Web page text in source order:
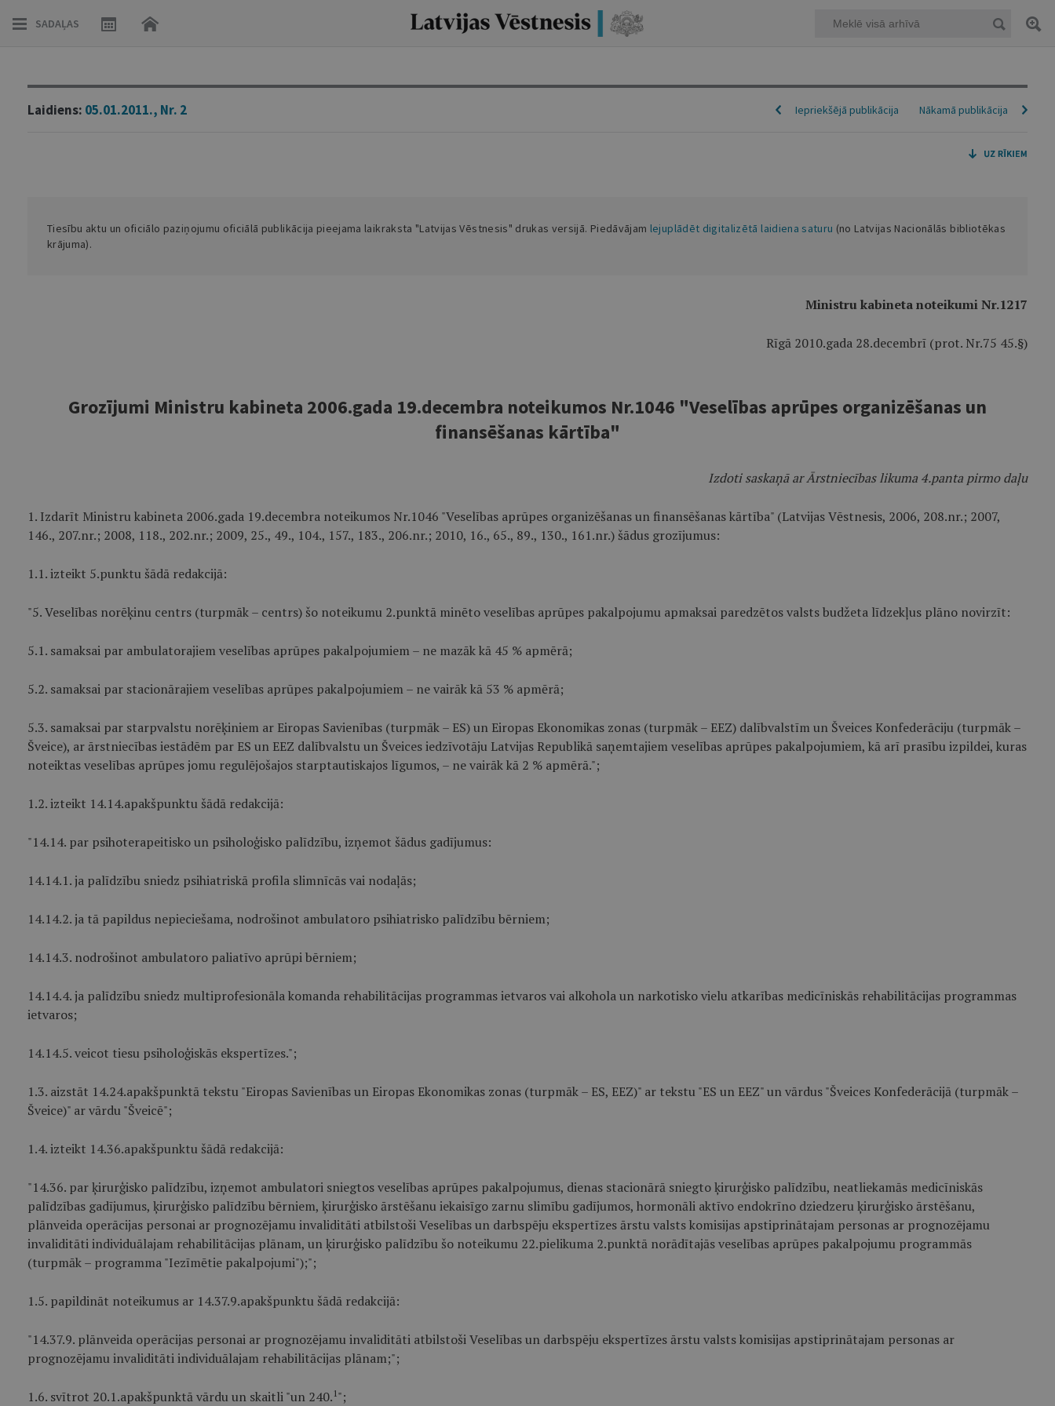
SADAĻAS
Laidiens: 05.01.2011., Nr. 2 Nākamā publikācija
Iepriekšējā publikācija
Tiesību aktu un oficiālo paziņojumu oficiālā publikācija pieejama laikraksta "Latvijas Vēstnesis" drukas versijā. Piedāvājam lejuplādēt digitalizētā laidiena saturu (no Latvijas Nacionālās bibliotēkas
krājuma).
Ministru kabineta noteikumi Nr.1217
Rīgā 2010.gada 28.decembrī (prot. Nr.75 45.§)
Grozījumi Ministru kabineta 2006.gada 19.decembra noteikumos Nr.1046 "Veselības aprūpes organizēšanas un
finansēšanas kārtība"
Izdoti saskaņā ar Ārstniecības likuma 4.panta pirmo daļu
1. Izdarīt Ministru kabineta 2006.gada 19.decembra noteikumos Nr.1046 "Veselības aprūpes organizēšanas un finansēšanas kārtība" (Latvijas Vēstnesis, 2006, 208.nr.; 2007,
146., 207.nr.; 2008, 118., 202.nr.; 2009, 25., 49., 104., 157., 183., 206.nr.; 2010, 16., 65., 89., 130., 161.nr.) šādus grozījumus:
1.1. izteikt 5.punktu šādā redakcijā:
"5. Veselības norēķinu centrs (turpmāk – centrs) šo noteikumu 2.punktā minēto veselības aprūpes pakalpojumu apmaksai paredzētos valsts budžeta līdzekļus plāno novirzīt:
5.1. samaksai par ambulatorajiem veselības aprūpes pakalpojumiem – ne mazāk kā 45 % apmērā;
5.2. samaksai par stacionārajiem veselības aprūpes pakalpojumiem – ne vairāk kā 53 % apmērā;
5.3. samaksai par starpvalstu norēķiniem ar Eiropas Savienības (turpmāk – ES) un Eiropas Ekonomikas zonas (turpmāk – EEZ) dalībvalstīm un Šveices Konfederāciju (turpmāk –
Šveice), ar ārstniecības iestādēm par ES un EEZ dalībvalstu un Šveices iedzīvotāju Latvijas Republikā saņemtajiem veselības aprūpes pakalpojumiem, kā arī prasību izpildei, kuras
noteiktas veselības aprūpes jomu regulējošajos starptautiskajos līgumos, – ne vairāk kā 2 % apmērā.";
1.2. izteikt 14.14.apakšpunktu šādā redakcijā:
"14.14. par psihoterapeitisko un psiholoģisko palīdzību, izņemot šādus gadījumus:
14.14.1. ja palīdzību sniedz psihiatriskā profila slimnīcās vai nodaļās;
14.14.2. ja tā papildus nepieciešama, nodrošinot ambulatoro psihiatrisko palīdzību bērniem;
14.14.3. nodrošinot ambulatoro paliatīvo aprūpi bērniem;
14.14.4. ja palīdzību sniedz multiprofesionāla komanda rehabilitācijas programmas ietvaros vai alkohola un narkotisko vielu atkarības medicīniskās rehabilitācijas programmas
ietvaros;
14.14.5. veicot tiesu psiholoģiskās ekspertīzes.";
1.3. aizstāt 14.24.apakšpunktā tekstu "Eiropas Savienības un Eiropas Ekonomikas zonas (turpmāk – ES, EEZ)" ar tekstu "ES un EEZ" un vārdus "Šveices Konfederācijā (turpmāk –
Šveice)" ar vārdu "Šveicē";
1.4. izteikt 14.36.apakšpunktu šādā redakcijā:
"14.36. par ķirurģisko palīdzību, izņemot ambulatori sniegtos veselības aprūpes pakalpojumus, dienas stacionārā sniegto ķirurģisko palīdzību, neatliekamās medicīniskās
palīdzības gadījumus, ķirurģisko palīdzību bērniem, ķirurģisko ārstēšanu iekaisīgo zarnu slimību gadījumos, hormonāli aktīvo endokrīno dziedzeru ķirurģisko ārstēšanu,
plānveida operācijas personai ar prognozējamu invaliditāti atbilstoši Veselības un darbspēju ekspertīzes ārstu valsts komisijas apstiprinātajam personas ar prognozējamu
invaliditāti individuālajam rehabilitācijas plānam, un ķirurģisko palīdzību šo noteikumu 22.pielikuma 2.punktā norādītajās veselības aprūpes pakalpojumu programmās
(turpmāk – programma "Iezīmētie pakalpojumi");";
1.5. papildināt noteikumus ar 14.37.9.apakšpunktu šādā redakcijā:
"14.37.9. plānveida operācijas personai ar prognozējamu invaliditāti atbilstoši Veselības un darbspēju ekspertīzes ārstu valsts komisijas apstiprinātajam personas ar
prognozējamu invaliditāti individuālajam rehabilitācijas plānam;";
1.6. svītrot 20.1.apakšpunktā vārdu un skaitli "un 240. 1 ";